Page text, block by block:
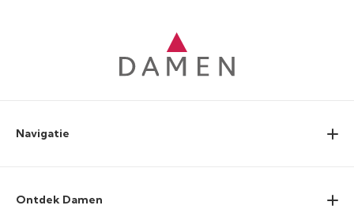
Navigatie
Ontdek Damen